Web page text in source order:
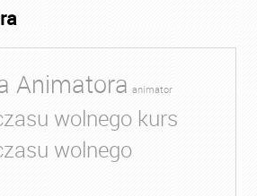
Animatora animator
wolnego kurs
wolnego